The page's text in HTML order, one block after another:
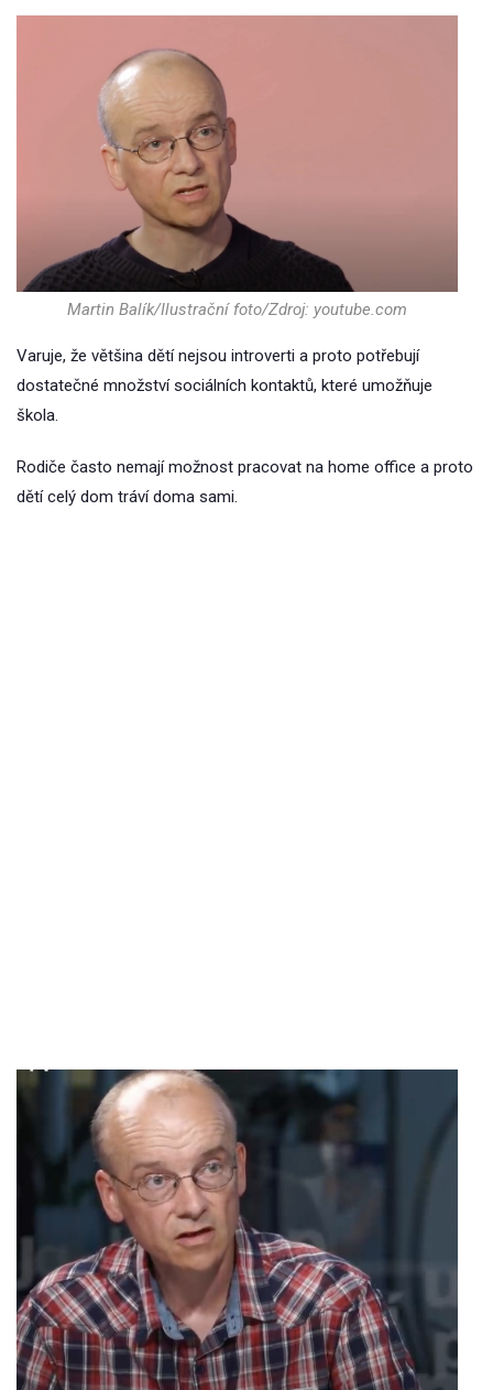
Martin Balík/Ilustrační foto/Zdroj: youtube.com
Varuje, že většina dětí nejsou introverti a proto potřebují
dostatečné množství sociálních kontaktů, které umožňuje
škola.
Rodiče často nemají možnost pracovat na home office a proto
dětí celý dom tráví doma sami.